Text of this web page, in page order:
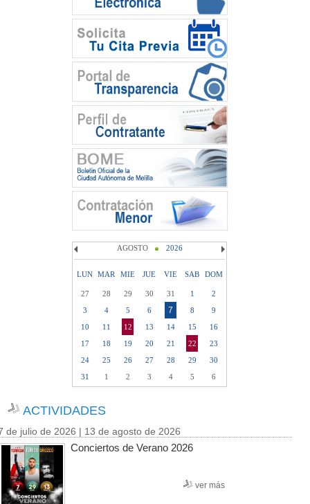
AGOSTO 2026
LUN MAR MIE JUE VIE SAB DOM
27 28 29 30 31 1
2
3
4 5 6 7 8
9
10
11 12 13 14 15
16
17
18 19 20 21 22
23
24
25 26 27 28 29
30
31
1 2 3 4 5 6
ACTIVIDADES
de julio de 2026 | 13 de agosto de 2026
Conciertos de Verano 2026
ver más